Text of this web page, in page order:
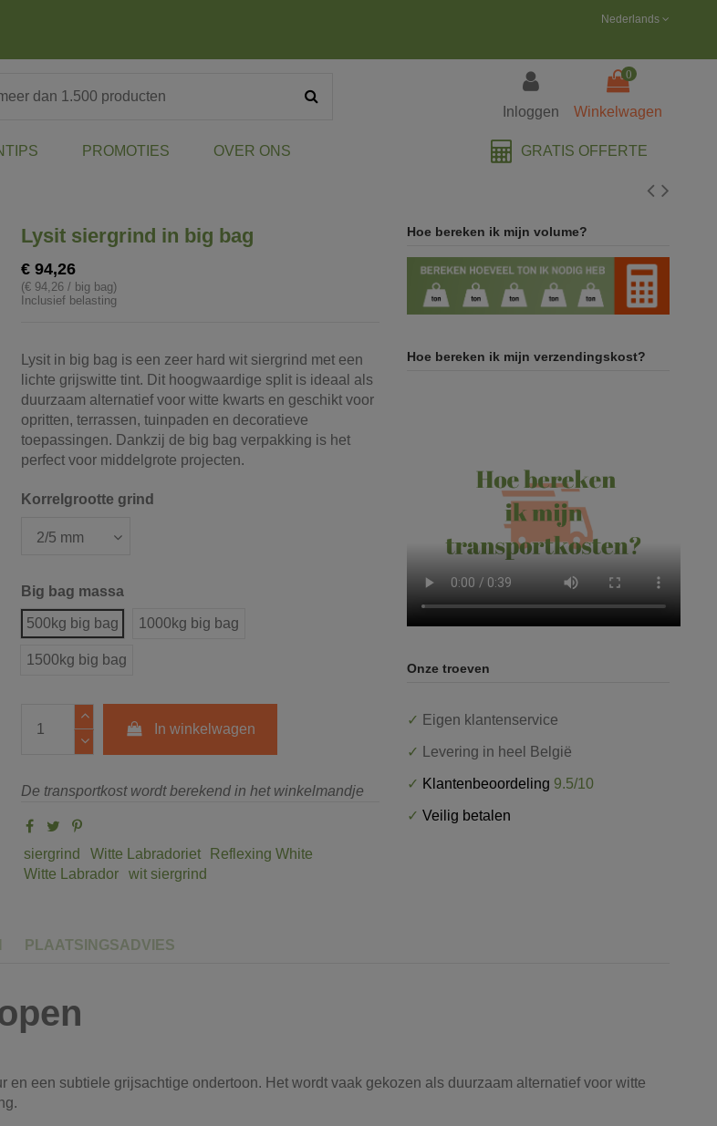
Nederlands
Inloggen
0
Winkelwagen
PROMOTIES OVER ONS GRATIS OFFERTE
Lysit siergrind in big bag
€ 94,26
(€ 94,26 / big bag)
Inclusief belasting
Lysit in big bag is een zeer hard wit siergrind met een
lichte grijswitte tint. Dit hoogwaardige split is ideaal als
duurzaam alternatief voor witte kwarts en geschikt voor
opritten, terrassen, tuinpaden en decoratieve
toepassingen. Dankzij de big bag verpakking is het
perfect voor middelgrote projecten.
Korrelgrootte grind
Big bag massa
500kg big bag 1000kg big bag
1500kg big bag
In winkelwagen
De transportkost wordt berekend in het winkelmandje
siergrind Witte Labradoriet
Reflexing White
Witte Labrador
wit siergrind
Hoe bereken ik mijn volume?
Hoe bereken ik mijn verzendingskost?
Onze troeven
✓ Eigen klantenservice
✓ Levering in heel België
✓ Klantenbeoordeling 9.5/10
✓Veilig betalen
PLAATSINGSADVIES
en een subtiele grijsachtige ondertoon. Het wordt vaak gekozen als duurzaam alternatief voor witte